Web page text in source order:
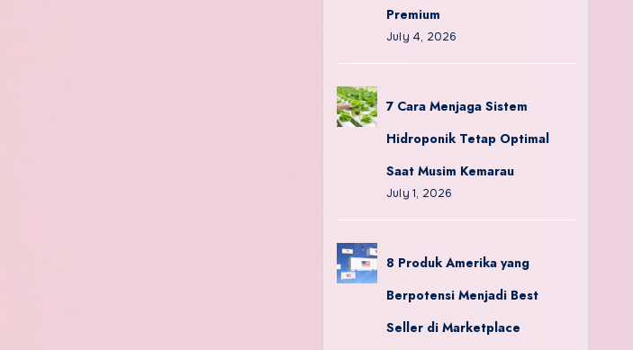
Premium
July 4, 2026
7 Cara Menjaga Sistem
Hidroponik Tetap Optimal
Saat Musim Kemarau
July 1, 2026
8 Produk Amerika yang
Berpotensi Menjadi Best
Seller di Marketplace